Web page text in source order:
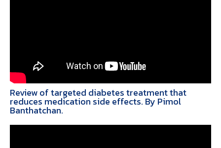
Review of targeted diabetes treatment that
reduces medication side effects. By Pimol
Banthatchan.